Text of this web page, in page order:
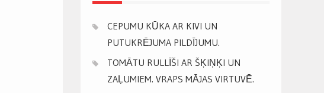
CEPUMU KŪKA AR KIVI UN
PUTUKRĒJUMA PILDĪJUMU.
TOMĀTU RULLĪŠI AR ŠĶIŅĶI UN
ZAĻUMIEM. VRAPS MĀJAS VIRTUVĒ.